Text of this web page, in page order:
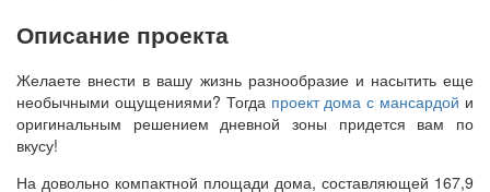
Описание проекта
Желаете внести в вашу жизнь разнообразие и насытить еще
необычными ощущениями? Тогда проект дома с мансардой и
оригинальным решением дневной зоны придется вам по
вкусу!
На довольно компактной площади дома, составляющей 167,9